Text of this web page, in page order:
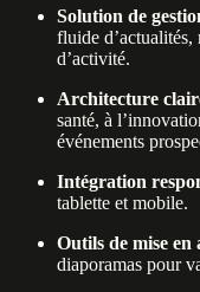
Solution de
fluide d’actualités,
d’activité.
Architecture
santé, à
événements
Intégration
tablette et mobile.
Outils de mise en
diaporamas pour